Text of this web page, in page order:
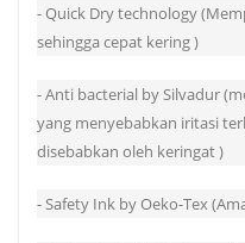
- Quick Dry technology
sehingga cepat kering )
- Anti bacterial by Silvadur
yang menyebabkan iritasi
disebabkan oleh keringat )
- Safety Ink by Oeko-Tex